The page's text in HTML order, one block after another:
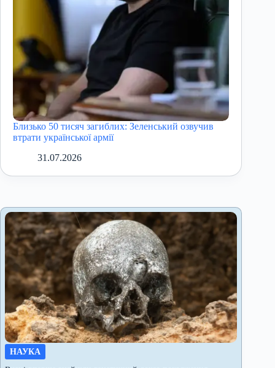
Близько 50 тисяч загиблих: Зеленський озвучив
втрати української армії
31.07.2026
НАУКА